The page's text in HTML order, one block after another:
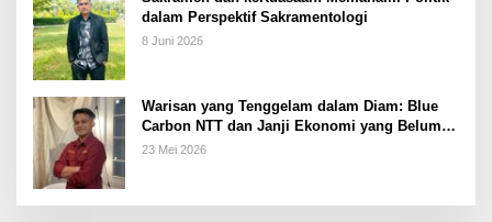
dalam Perspektif Sakramentologi
8 Juni 2026
Warisan yang Tenggelam dalam Diam: Blue
Carbon NTT dan Janji Ekonomi yang Belum
Ditunaikan
23 Mei 2026